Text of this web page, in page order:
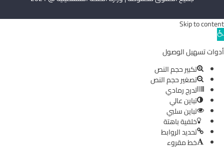
Skip to content
Open
toolbar
أدوات تسهيل الوصول
تكبير حجم النص
تصغير حجم النص
تدرج رمادي
تباين عالي
تباين سلبي
خلفية باهتة
تحديد الروابط
خط مقروء